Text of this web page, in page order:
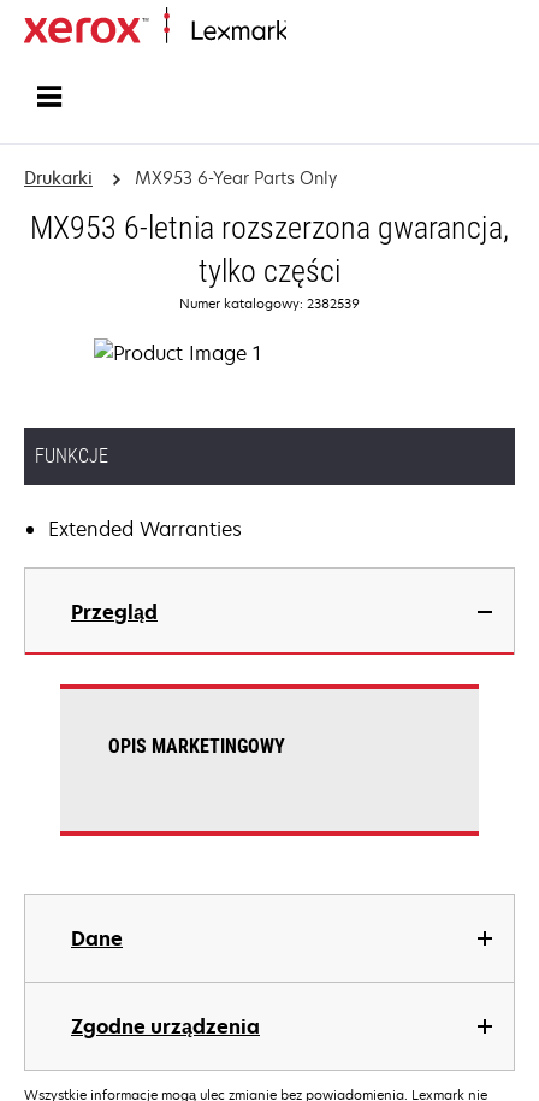
Drukarki MX953 6-Year Parts Only
MX953 6-letnia rozszerzona gwarancja,
tylko części
Numer katalogowy: 2382539
FUNKCJE
Extended Warranties
Przegląd
Dane
Zgodne urządzenia
OPIS MARKETINGOWY
Wszystkie informacje mogą ulec zmianie bez powiadomienia. Lexmark nie